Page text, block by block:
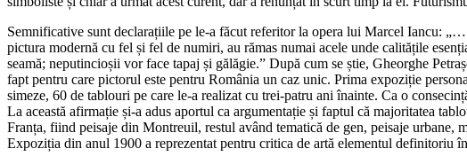
Semnificative sunt declarațiile pe le-a făcut referitor la opera lui Marcel Iancu:
pictura modernă cu fel și fel de numiri, au rămas numai acele unde calitățile
seamă; neputincioșii vor face tapaj și gălăgie.” După cum se știe, Gheorghe
fapt pentru care pictorul este pentru România un caz unic. Prima expoziție
simeze, 60 de tablouri pe care le-a realizat cu trei-patru ani înainte. Ca o
La această afirmație și-a adus aportul ca argumentație și faptul că majoritatea
Franța, fiind peisaje din Montreuil, restul având tematică de gen, peisaje urbane,
Expoziția din anul 1900 a reprezentat pentru critica de artă elementul definitoriu